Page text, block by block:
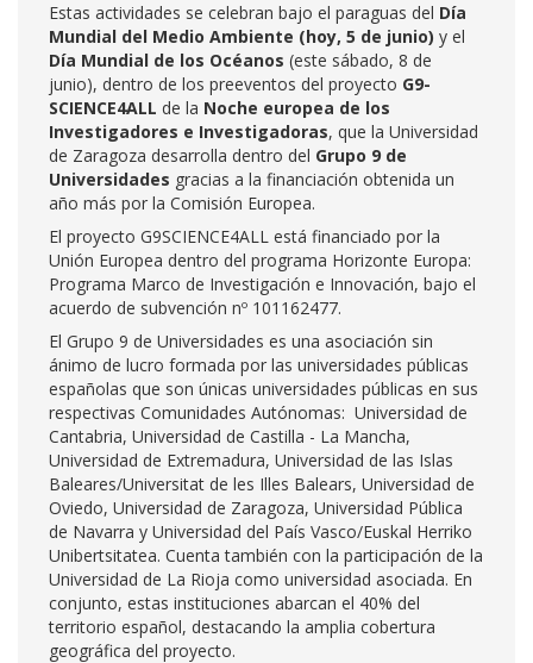
Estas actividades se celebran bajo el paraguas del Día
Mundial del Medio Ambiente (hoy, 5 de junio) y el
Día Mundial de los Océanos (este sábado, 8 de
junio), dentro de los preeventos del proyecto G9-
SCIENCE4ALL de la Noche europea de los
Investigadores e Investigadoras, que la Universidad
de Zaragoza desarrolla dentro del Grupo 9 de
Universidades gracias a la financiación obtenida un
año más por la Comisión Europea.
El proyecto G9SCIENCE4ALL está financiado por la
Unión Europea dentro del programa Horizonte Europa:
Programa Marco de Investigación e Innovación, bajo el
acuerdo de subvención nº 101162477.
El Grupo 9 de Universidades es una asociación sin
ánimo de lucro formada por las universidades públicas
españolas que son únicas universidades públicas en sus
respectivas Comunidades Autónomas: Universidad de
Cantabria, Universidad de Castilla - La Mancha,
Universidad de Extremadura, Universidad de las Islas
Baleares/Universitat de les Illes Balears, Universidad de
Oviedo, Universidad de Zaragoza, Universidad Pública
de Navarra y Universidad del País Vasco/Euskal Herriko
Unibertsitatea. Cuenta también con la participación de la
Universidad de La Rioja como universidad asociada. En
conjunto, estas instituciones abarcan el 40% del
territorio español, destacando la amplia cobertura
geográfica del proyecto.